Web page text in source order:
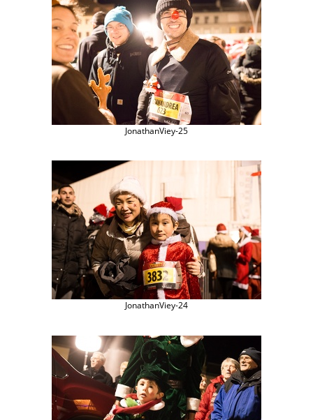
JonathanViey-25
JonathanViey-24